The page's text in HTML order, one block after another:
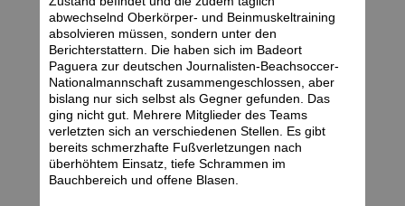
abwechselnd Oberkörper- und Beinmuskeltraining
absolvieren müssen, sondern unter den
Berichterstattern. Die haben sich im Badeort
Paguera zur deutschen Journalisten-Beachsoccer-
Nationalmannschaft zusammengeschlossen, aber
bislang nur sich selbst als Gegner gefunden. Das
ging nicht gut. Mehrere Mitglieder des Teams
verletzten sich an verschiedenen Stellen. Es gibt
bereits schmerzhafte Fußverletzungen nach
überhöhtem Einsatz, tiefe Schrammen im
Bauchbereich und offene Blasen.